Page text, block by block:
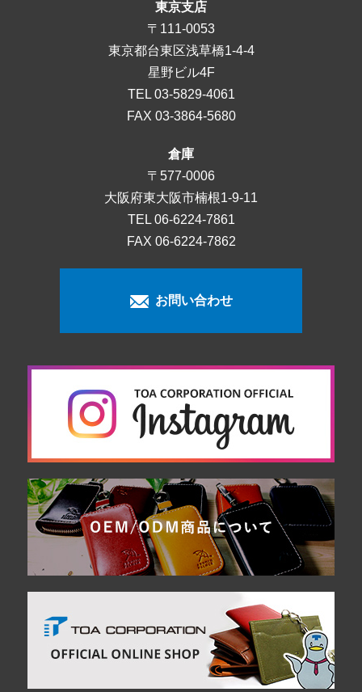
東京支店
〒111-0053
東京都台東区浅草橋1-4-4
星野ビル4F
TEL03-5829-4061
FAX 03-3864-5680
倉庫
〒577-0006
大阪府東大阪市楠根1-9-11
TEL06-6224-7861
FAX 06-6224-7862
お問い合わせ